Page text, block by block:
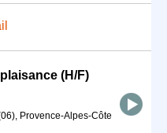
(H/F)
Provence-Alpes-Côte